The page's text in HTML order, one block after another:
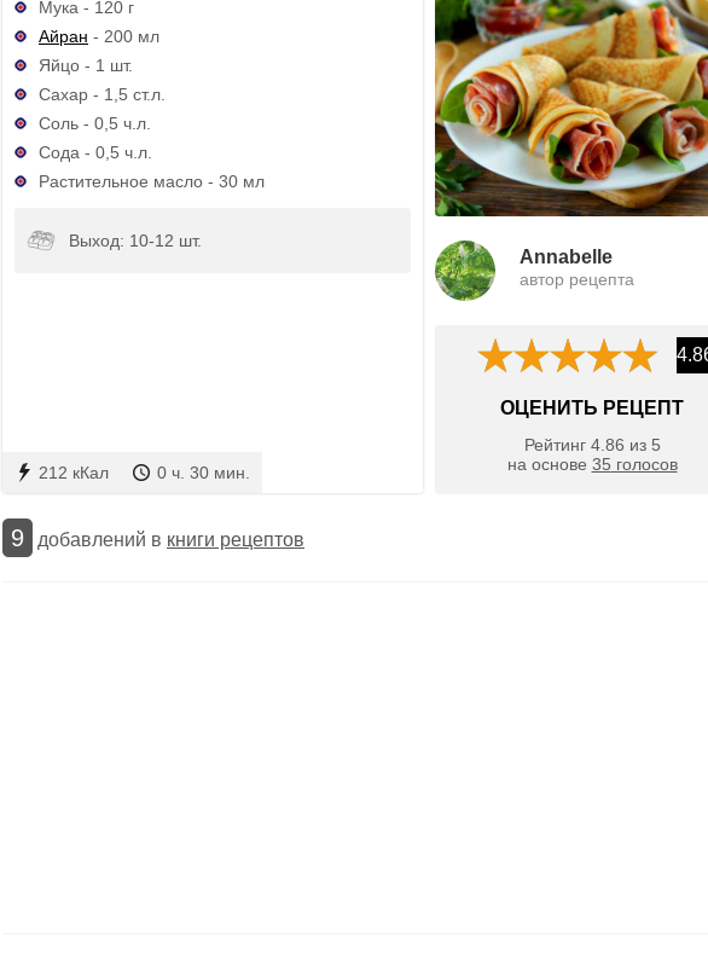
Мука - 120 г
Айран - 200 мл
Яйцо - 1 шт.
Сахар - 1,5 ст.л.
Соль - 0,5 ч.л.
Сода - 0,5 ч.л.
Растительное масло - 30 мл
Выход: 10-12 шт.
212 кКал 0 ч. 30 мин.
Annabelle
автор рецепта
ОЦЕНИТЬ РЕЦЕПТ
Рейтинг 4.86 из 5
на основе 35 голосов
9 добавлений в книги рецептов